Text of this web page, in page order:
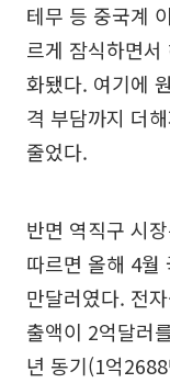
테무 등 중국계
르게 잠식하면
화됐다. 여기에
격 부담까지 더
줄었다.
반면 역직구 시
따르면 올해 4월
만달러였다. 전
출액이 2억달러
년 동기(1억